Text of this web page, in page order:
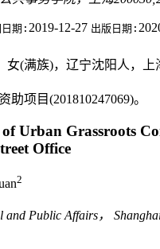
期: 2019-12-27 出版日期:
女(满族)，辽宁沈阳人，
项目(201810247069)。
Urban Grassroots
Office
2
and Public Affairs，